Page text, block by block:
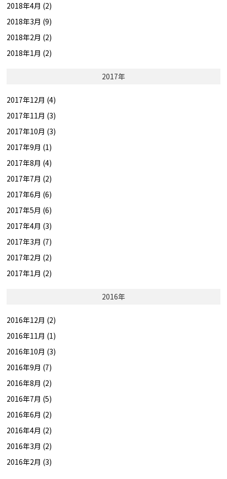
2018年4月 (2)
2018年3月 (9)
2018年2月 (2)
2018年1月 (2)
2017年
2017年12月 (4)
2017年11月 (3)
2017年10月 (3)
2017年9月 (1)
2017年8月 (4)
2017年7月 (2)
2017年6月 (6)
2017年5月 (6)
2017年4月 (3)
2017年3月 (7)
2017年2月 (2)
2017年1月 (2)
2016年
2016年12月 (2)
2016年11月 (1)
2016年10月 (3)
2016年9月 (7)
2016年8月 (2)
2016年7月 (5)
2016年6月 (2)
2016年4月 (2)
2016年3月 (2)
2016年2月 (3)